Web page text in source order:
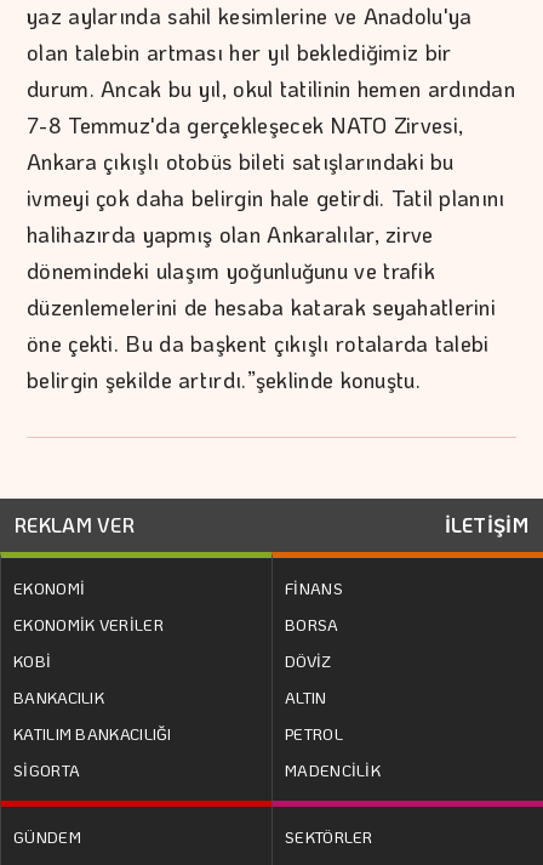
yaz aylarında sahil kesimlerine ve Anadolu'ya
olan talebin artması her yıl beklediğimiz bir
durum. Ancak bu yıl, okul tatilinin hemen ardından
7-8 Temmuz'da gerçekleşecek NATO Zirvesi,
Ankara çıkışlı otobüs bileti satışlarındaki bu
ivmeyi çok daha belirgin hale getirdi. Tatil planını
halihazırda yapmış olan Ankaralılar, zirve
dönemindeki ulaşım yoğunluğunu ve trafik
düzenlemelerini de hesaba katarak seyahatlerini
öne çekti. Bu da başkent çıkışlı rotalarda talebi
belirgin şekilde artırdı.”şeklinde konuştu.
REKLAM VER İLETİŞİM
EKONOMİ
EKONOMİK VERİLER
KOBİ
BANKACILIK
KATILIM BANKACILIĞI
SİGORTA
FİNANS
BORSA
DÖVİZ
ALTIN
PETROL
MADENCİLİK
GÜNDEM
SEKTÖRLER